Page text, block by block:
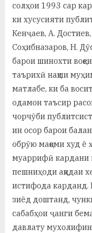
солҳои 1993 сар
ки хусусияти
Кенҷаев, А.
Соҳибназаров, Н.
барои шинохти
таърихӣ нақши
матлабе, ки ба
одамон таъсир
чорчӯби
ин осор барои
обрӯю мақоми худ
муаррифӣ кардани
пешниҳоди ақидаи
истифода карданд.
зиёд доштанд,
сабабҳои ҷанги
давлату мухолифин